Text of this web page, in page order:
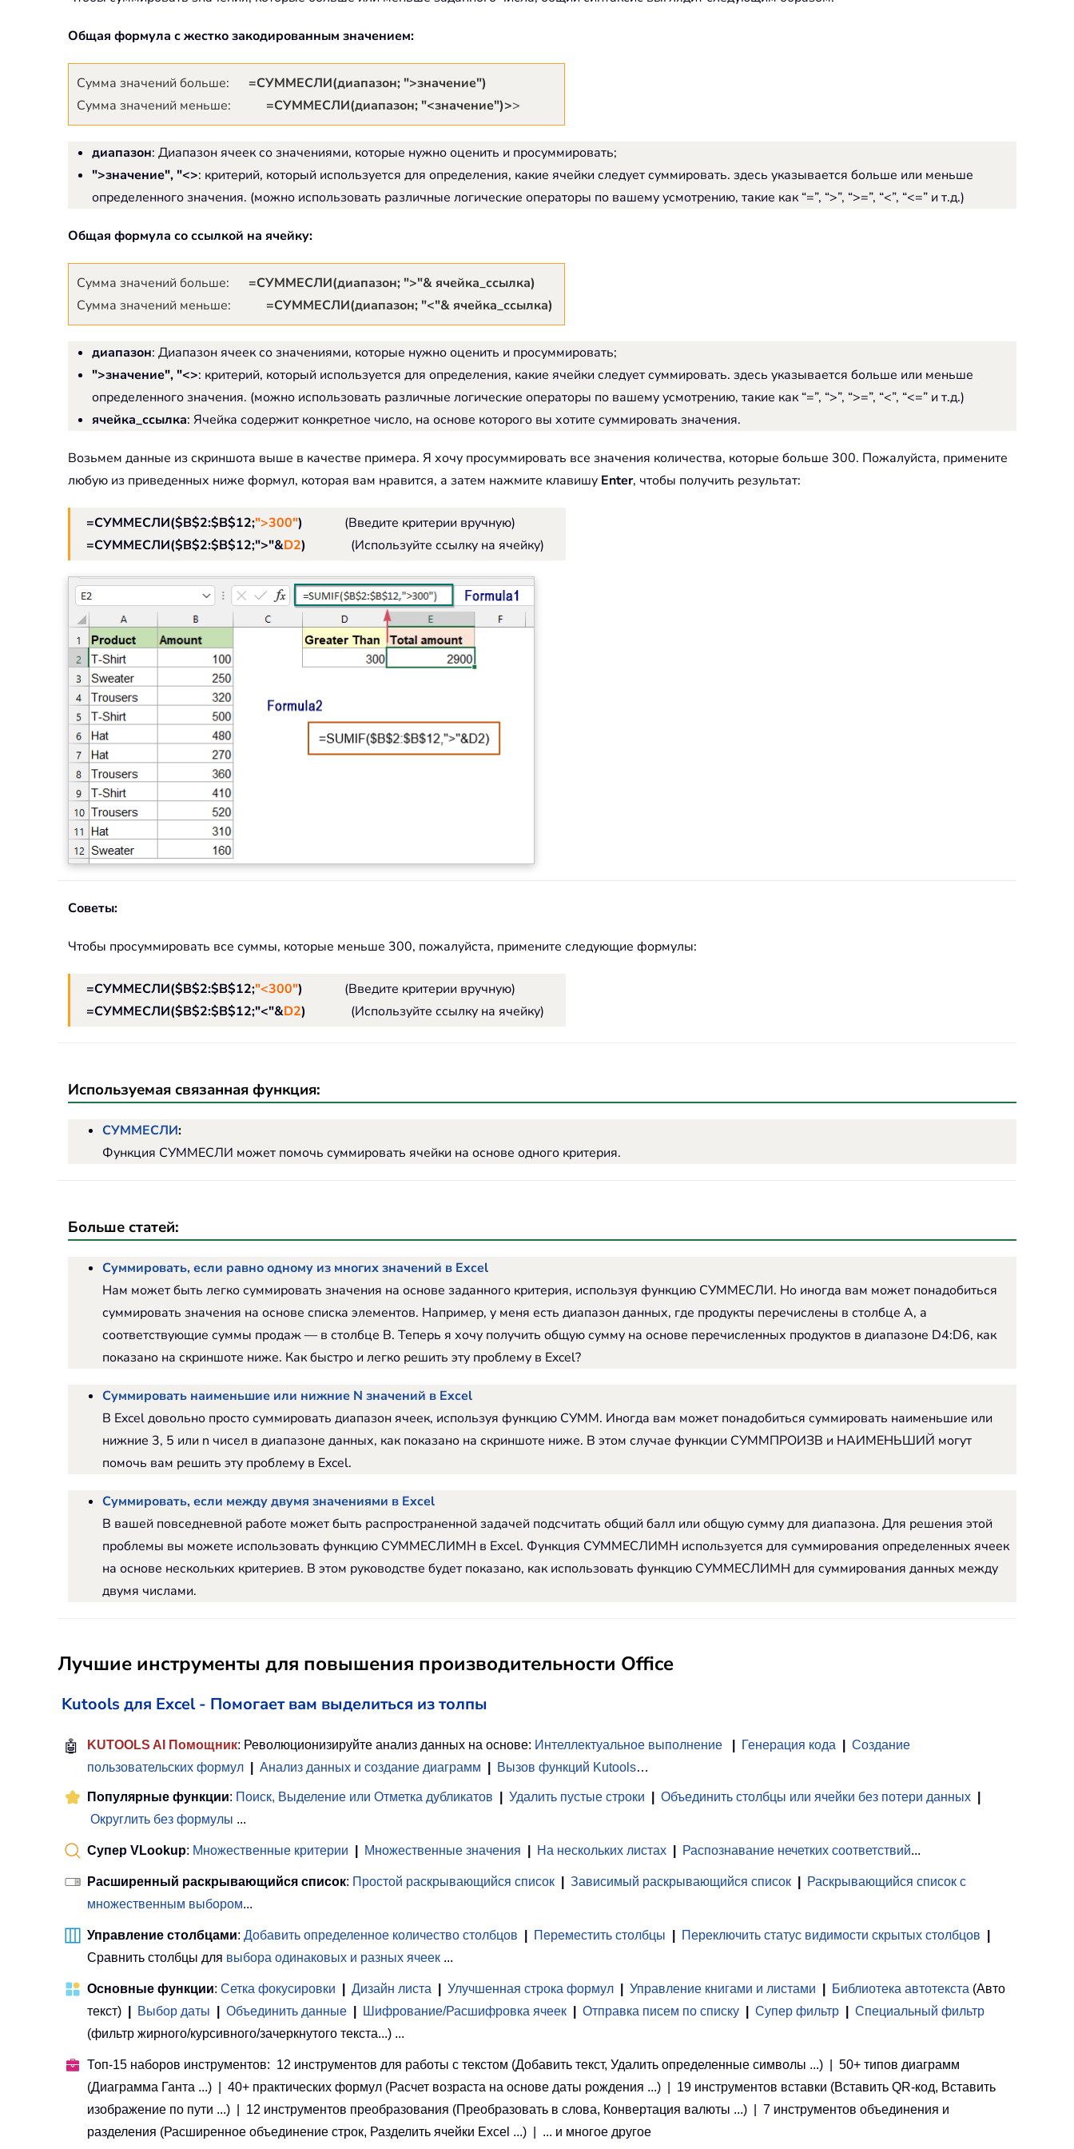
Общая формула с жестко закодированным значением:
Сумма значений больше: =СУММЕСЛИ(диапазон; ">значение")
Сумма значений меньше: =СУММЕСЛИ(диапазон; "<значение")>>
диапазон: Диапазон ячеек со значениями, которые нужно оценить и просуммировать;
">значение", "<>: критерий, который используется для определения, какие ячейки следует суммировать. здесь указывается больше или меньше
определенного значения. (можно использовать различные логические операторы по вашему усмотрению, такие как “=”, “>”, “>=”, “<”, “<=” и т.д.)
Общая формула со ссылкой на ячейку:
Сумма значений больше: =СУММЕСЛИ(диапазон; ">"& ячейка_ссылка)
Сумма значений меньше: =СУММЕСЛИ(диапазон; "<"& ячейка_ссылка)
диапазон: Диапазон ячеек со значениями, которые нужно оценить и просуммировать;
">значение", "<>: критерий, который используется для определения, какие ячейки следует суммировать. здесь указывается больше или меньше
определенного значения. (можно использовать различные логические операторы по вашему усмотрению, такие как “=”, “>”, “>=”, “<”, “<=” и т.д.)
ячейка_ссылка: Ячейка содержит конкретное число, на основе которого вы хотите суммировать значения.
Возьмем данные из скриншота выше в качестве примера. Я хочу просуммировать все значения количества, которые больше 300. Пожалуйста, примените
любую из приведенных ниже формул, которая вам нравится, а затем нажмите клавишу Enter, чтобы получить результат:
=СУММЕСЛИ($B$2:$B$12;">300") (Введите критерии вручную)
=СУММЕСЛИ($B$2:$B$12;">"&D2) (Используйте ссылку на ячейку)
Советы:
Чтобы просуммировать все суммы, которые меньше 300, пожалуйста, примените следующие формулы:
=СУММЕСЛИ($B$2:$B$12;"<300") (Введите критерии вручную)
=СУММЕСЛИ($B$2:$B$12;"<"&D2) (Используйте ссылку на ячейку)
Используемая связанная функция:
СУММЕСЛИ:
Функция СУММЕСЛИ может помочь суммировать ячейки на основе одного критерия.
Больше статей:
Суммировать, если равно одному из многих значений в Excel
Нам может быть легко суммировать значения на основе заданного критерия, используя функцию СУММЕСЛИ. Но иногда вам может понадобиться
суммировать значения на основе списка элементов. Например, у меня есть диапазон данных, где продукты перечислены в столбце A, а
соответствующие суммы продаж — в столбце B. Теперь я хочу получить общую сумму на основе перечисленных продуктов в диапазоне D4:D6, как
показано на скриншоте ниже. Как быстро и легко решить эту проблему в Excel?
Суммировать наименьшие или нижние N значений в Excel
В Excel довольно просто суммировать диапазон ячеек, используя функцию СУММ. Иногда вам может понадобиться суммировать наименьшие или
нижние 3, 5 или n чисел в диапазоне данных, как показано на скриншоте ниже. В этом случае функции СУММПРОИЗВ и НАИМЕНЬШИЙ могут
помочь вам решить эту проблему в Excel.
Суммировать, если между двумя значениями в Excel
В вашей повседневной работе может быть распространенной задачей подсчитать общий балл или общую сумму для диапазона. Для решения этой
проблемы вы можете использовать функцию СУММЕСЛИМН в Excel. Функция СУММЕСЛИМН используется для суммирования определенных ячеек
на основе нескольких критериев. В этом руководстве будет показано, как использовать функцию СУММЕСЛИМН для суммирования данных между
двумя числами.
Лучшие инструменты для повышения производительности Office
Kutools для Excel - Помогает вам выделиться из толпы
🤖 KUTOOLS AI Помощник: Революционизируйте анализ данных на основе: Интеллектуальное выполнение Генерация кода
Создание
пользовательских формул
Анализ данных и создание диаграмм Вызов функций Kutools…
Популярные функции: Поиск, Выделение или Отметка дубликатов Удалить пустые строки Объединить столбцы или ячейки без потери данных
Округлить без формулы ...
Супер VLookup: Множественные критерии Множественные значения На нескольких листах Распознавание нечетких соответствий...
Расширенный раскрывающийся список: Простой раскрывающийся список Зависимый раскрывающийся список
Раскрывающийся список с
множественным выбором...
Управление столбцами: Добавить определенное количество столбцов Переместить столбцы Переключить статус видимости скрытых столбцов
Сравнить столбцы для выбора одинаковых и разных ячеек ...
Основные функции: Сетка фокусировки Дизайн листа Улучшенная строка формул Управление книгами и листами Библиотека автотекста (Авто
текст)
Выбор даты Объединить данные Шифрование/Расшифровка ячеек Отправка писем по списку Супер фильтр
Специальный фильтр
(фильтр жирного/курсивного/зачеркнутого текста...) ...
Топ-15 наборов инструментов: 12 инструментов для работы с текстом (Добавить текст, Удалить определенные символы ...) | 50+ типов диаграмм
(Диаграмма Ганта ...) | 40+ практических формул (Расчет возраста на основе даты рождения ...) | 19 инструментов вставки (Вставить QR-код, Вставить
изображение по пути ...) | 12 инструментов преобразования (Преобразовать в слова, Конвертация валюты ...) | 7 инструментов объединения и
разделения (Расширенное объединение строк, Разделить ячейки Excel ...) | ... и многое другое